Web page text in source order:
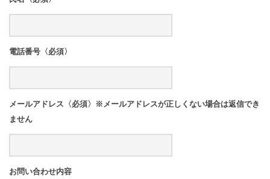
電話番号〈必須〉
メールアドレス〈必須〉※メールアドレスが正しくない場合は返信でき
ません
お問い合わせ内容